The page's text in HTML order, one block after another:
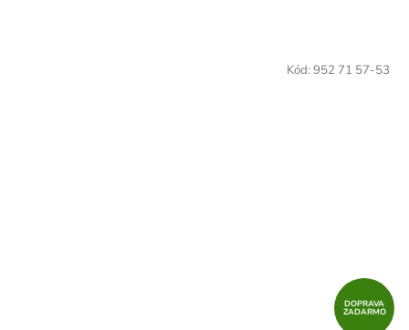
DOPRAVA
ZADARMO
Kód: 952 71 57-53